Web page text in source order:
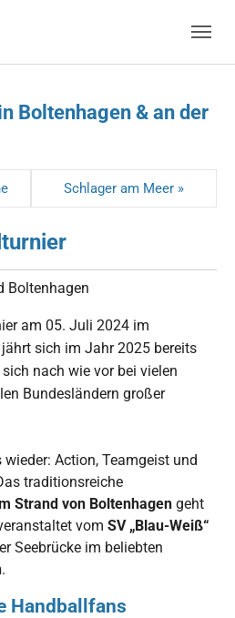
Boltenhagen & an der
Schlager am Meer »
Boltenhagen
am 05. Juli 2024 im
sich im Jahr 2025 bereits
nach wie vor bei vielen
Bundesländern großer
wieder: Action, Teamgeist und
traditionsreiche
Strand von Boltenhagen geht
vom SV „Blau-Weiß“
Seebrücke im beliebten
.
Handballfans